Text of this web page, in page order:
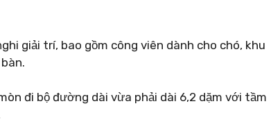
giải trí, bao gồm công viên dành cho chó, khu
đi bộ đường dài vừa phải dài 6,2 dặm với tầm